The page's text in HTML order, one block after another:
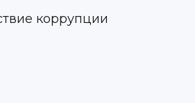
коррупции